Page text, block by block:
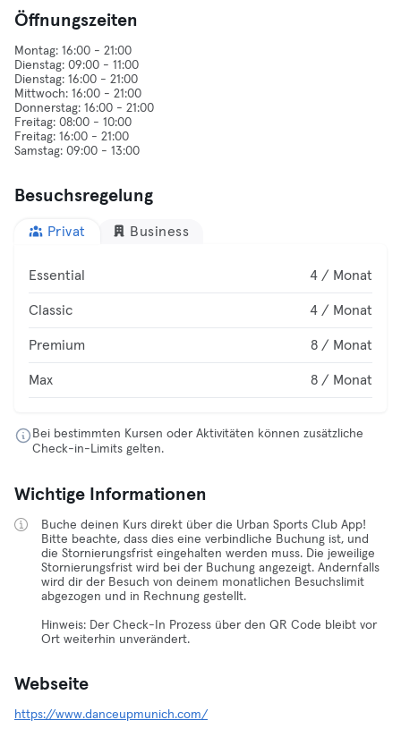
Öffnungszeiten
Montag: 16:00 - 21:00
Dienstag: 09:00 - 11:00
Dienstag: 16:00 - 21:00
Mittwoch: 16:00 - 21:00
Donnerstag: 16:00 - 21:00
Freitag: 08:00 - 10:00
Freitag: 16:00 - 21:00
Besuchsregelung
Privat Business
Essential 4 / Monat
Classic 4 / Monat
Premium 8 / Monat
Max 8 / Monat
Bei bestimmten Kursen oder Aktivitäten können zusätzliche
Check-in-Limits gelten.
Wichtige Informationen
Buche deinen Kurs direkt über die Urban Sports Club App!
Bitte beachte, dass dies eine verbindliche Buchung ist, und
die Stornierungsfrist eingehalten werden muss. Die jeweilige
Stornierungsfrist wird bei der Buchung angezeigt. Andernfalls
wird dir der Besuch von deinem monatlichen Besuchslimit
abgezogen und in Rechnung gestellt.
Hinweis: Der Check-In Prozess über den QR Code bleibt vor
Ort weiterhin unverändert.
Webseite
https://www.danceupmunich.com/